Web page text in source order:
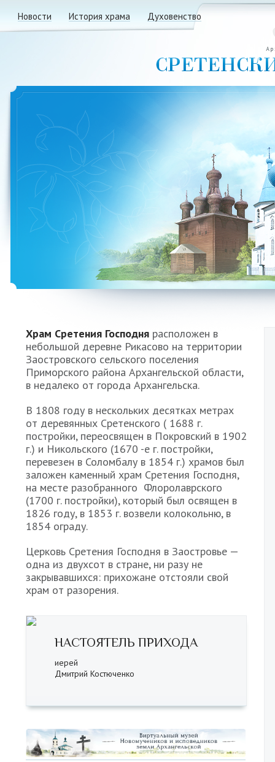
Новости История храма Духовенство
Храм Сретения Господня расположен в
небольшой деревне Рикасово на территории
Заостровского сельского поселения
Приморского района Архангельской области,
в недалеко от города Архангельска.
В 1808 году в нескольких десятках метрах
от деревянных Сретенского ( 1688 г.
постройки, переосвящен в Покровский в 1902
г.) и Никольского (1670 -е г. постройки,
перевезен в Соломбалу в 1854 г.) храмов был
заложен каменный храм Сретения Господня,
на месте разобранного Флоролаврского
(1700 г. постройки), который был освящен в
1826 году, в 1853 г. возвели колокольню, в
1854 ограду.
Церковь Сретения Господня в Заостровье —
одна из двухсот в стране, ни разу не
закрывавшихся: прихожане отстояли свой
храм от разорения.
НАСТОЯТЕЛЬ ПРИХОДА
иерей
Дмитрий Костюченко